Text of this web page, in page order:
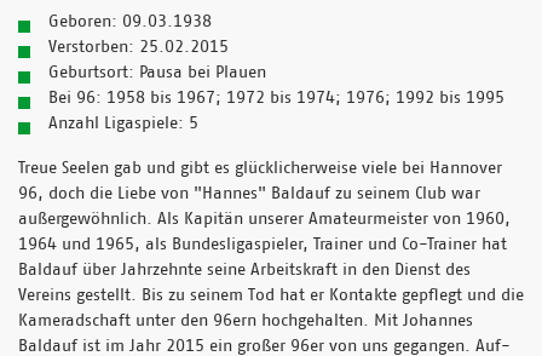
Geboren: 09.03.1938
Verstorben: 25.02.2015
Geburtsort: Pausa bei Plauen
Bei 96: 1958 bis 1967; 1972 bis 1974; 1976; 1992 bis 1995
Anzahl Ligaspiele: 5
Treue Seelen gab und gibt es glücklicherweise viele bei Hannover
96, doch die Liebe von "Hannes" Baldauf zu seinem Club war
außergewöhnlich. Als Kapitän unserer Amateurmeister von 1960,
1964 und 1965, als Bundesligaspieler, Trainer und Co-Trainer hat
Baldauf über Jahrzehnte seine Arbeitskraft in den Dienst des
Vereins gestellt. Bis zu seinem Tod hat er Kontakte gepflegt und die
Kameradschaft unter den 96ern hochgehalten. Mit Johannes
Baldauf ist im Jahr 2015 ein großer 96er von uns gegangen. Auf-